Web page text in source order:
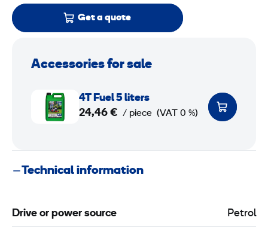
Get a quote
Accessories for sale
l
l
4T Fuel 5 liters
24,46 € / piece (VAT 0 %)
Technical information
Drive or power source Petrol